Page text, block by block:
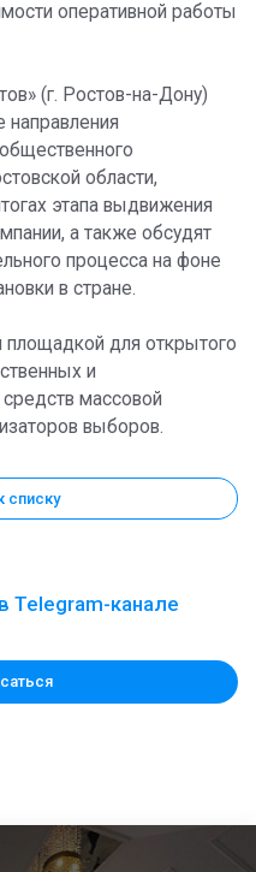
оперативной работы
(г. Ростов-на-Дону)
области,
этапа выдвижения
а также обсудят
процесса на фоне
в стране.
площадкой для открытого
и
массовой
выборов.
списку
Telegram-канале